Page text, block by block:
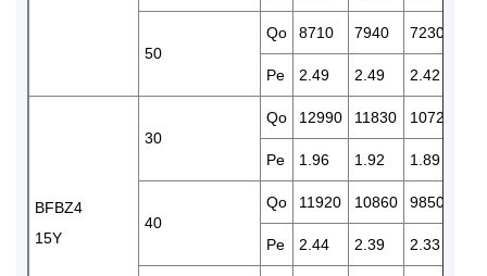
50
Qo 8710 7940 7230
Pe 2.49 2.49 2.42
BFBZ4
15Y
30
Qo 12990 11830 10720
Pe 1.96 1.92 1.89
40
Qo 11920 10860 9850
Pe 2.44 2.39 2.33